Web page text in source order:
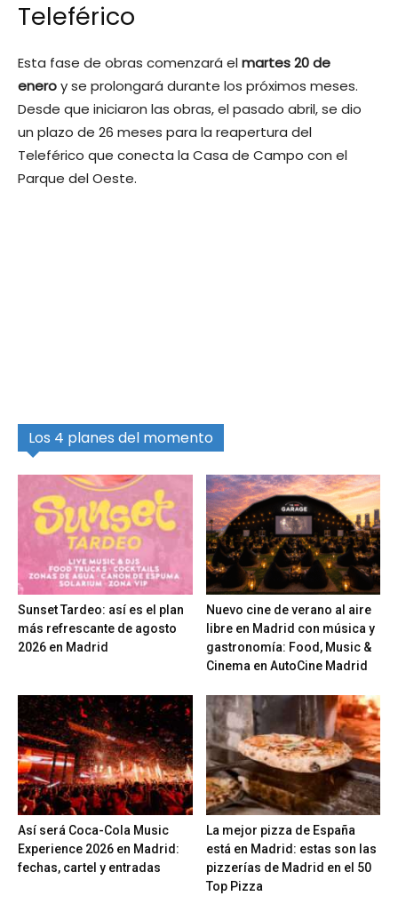
Teleférico
Esta fase de obras comenzará elmartes 20 de
eneroy se prolongará durante los próximos meses.
Desde que iniciaron las obras, el pasado abril, se dio
un plazo de 26 meses para la reapertura del
Teleférico que conecta la Casa de Campo con el
Parque del Oeste.
Los 4 planes del momento
Sunset Tardeo: así es el plan
más refrescante de agosto
2026 en Madrid
Nuevo cine de verano al aire
libre en Madrid con música y
gastronomía: Food, Music &
Cinema en AutoCine Madrid
Así será Coca-Cola Music
Experience 2026 en Madrid:
fechas, cartel y entradas
La mejor pizza de España
está en Madrid: estas son las
pizzerías de Madrid en el 50
Top Pizza